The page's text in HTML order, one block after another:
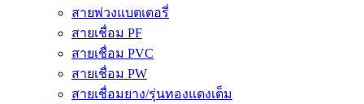
สายพ่วงแบตเตอรี่
สายเชื่อม PF
สายเชื่อม PVC
สายเชื่อม PW
สายเชื่อมยาง/รุ่นทองแดงเต็ม